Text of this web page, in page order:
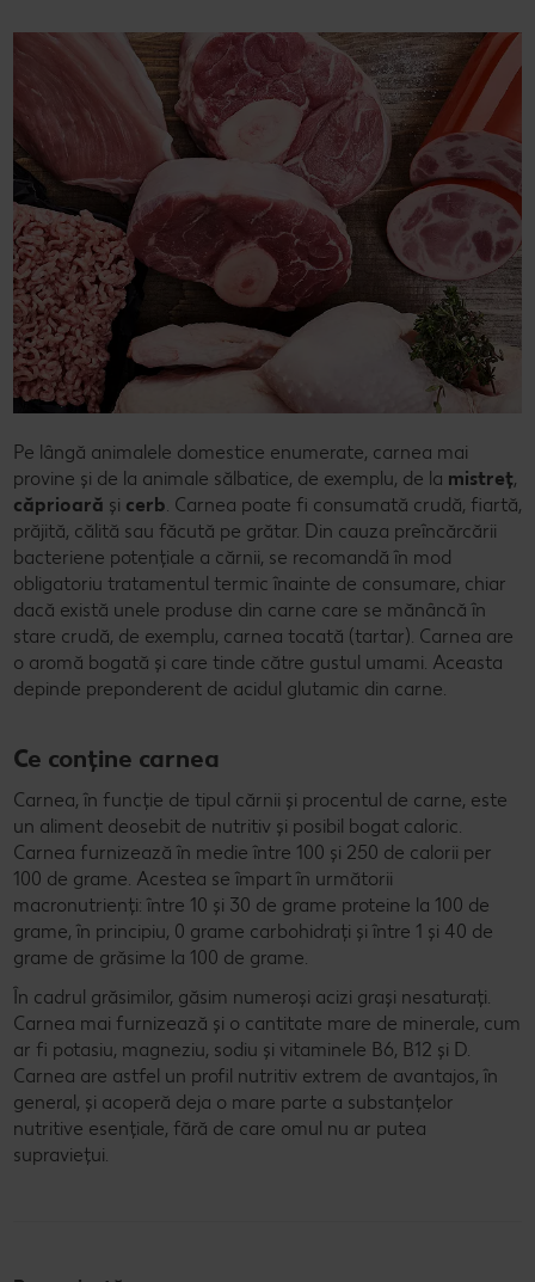
Pe lângă animalele domestice enumerate, carnea mai
provine și de la animale sălbatice, de exemplu, de la mistreț,
căprioară și cerb. Carnea poate fi consumată crudă, fiartă,
prăjită, călită sau făcută pe grătar. Din cauza preîncărcării
bacteriene potențiale a cărnii, se recomandă în mod
obligatoriu tratamentul termic înainte de consumare, chiar
dacă există unele produse din carne care se mănâncă în
stare crudă, de exemplu, carnea tocată (tartar). Carnea are
o aromă bogată și care tinde către gustul umami. Aceasta
depinde preponderent de acidul glutamic din carne.
Ce conține carnea
Carnea, în funcție de tipul cărnii și procentul de carne, este
un aliment deosebit de nutritiv și posibil bogat caloric.
Carnea furnizează în medie între 100 și 250 de calorii per
100 de grame. Acestea se împart în următorii
macronutrienți: între 10 și 30 de grame proteine la 100 de
grame, în principiu, 0 grame carbohidrați și între 1 și 40 de
grame de grăsime la 100 de grame.
În cadrul grăsimilor, găsim numeroși acizi grași nesaturați.
Carnea mai furnizează și o cantitate mare de minerale, cum
ar fi potasiu, magneziu, sodiu și vitaminele B6, B12 și D.
Carnea are astfel un profil nutritiv extrem de avantajos, în
general, și acoperă deja o mare parte a substanțelor
nutritive esențiale, fără de care omul nu ar putea
supraviețui.